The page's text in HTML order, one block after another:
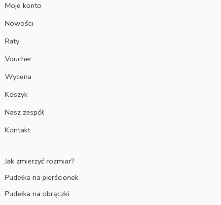
Moje konto
Nowości
Raty
Voucher
Wycena
Koszyk
Nasz zespół
Kontakt
Jak zmierzyć rozmiar?
Pudełka na pierścionek
Pudełka na obrączki